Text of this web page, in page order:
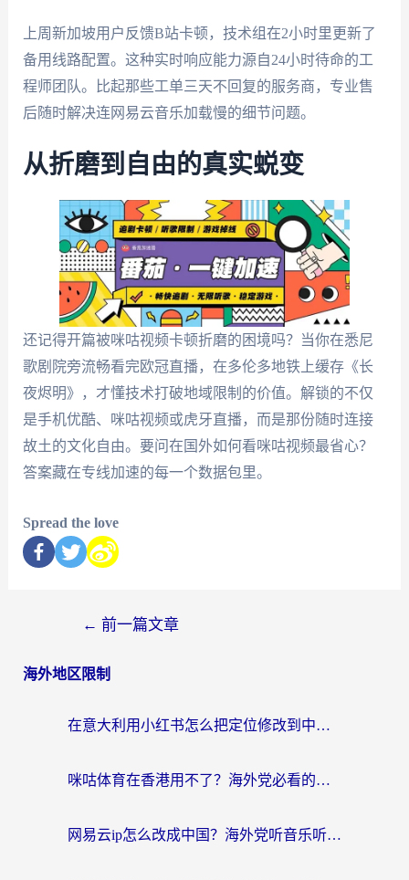
上周新加坡用户反馈B站卡顿，技术组在2小时里更新了
备用线路配置。这种实时响应能力源自24小时待命的工
程师团队。比起那些工单三天不回复的服务商，专业售
后随时解决连网易云音乐加载慢的细节问题。
从折磨到自由的真实蜕变
还记得开篇被咪咕视频卡顿折磨的困境吗？当你在悉尼
歌剧院旁流畅看完欧冠直播，在多伦多地铁上缓存《长
夜烬明》，才懂技术打破地域限制的价值。解锁的不仅
是手机优酷、咪咕视频或虎牙直播，而是那份随时连接
故土的文化自由。要问在国外如何看咪咕视频最省心？
答案藏在专线加速的每一个数据包里。
Spread the love
← 前一篇文章
海外地区限制
在意大利用小红书怎么把定位修改到中国国内？3个实用技巧+1个靠谱工具帮你搞定
咪咕体育在香港用不了？海外党必看的回国加速器选择指南（附3个真实场景解决方案）
网易云ip怎么改成中国？海外党听音乐听书的无痛解决方案